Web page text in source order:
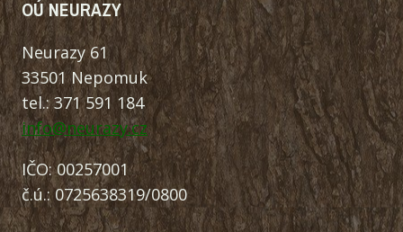
OÚ NEURAZY
Neurazy 61
33501 Nepomuk
tel.: 371 591 184
info@neurazy.cz
IČO: 00257001
č.ú.: 0725638319/0800